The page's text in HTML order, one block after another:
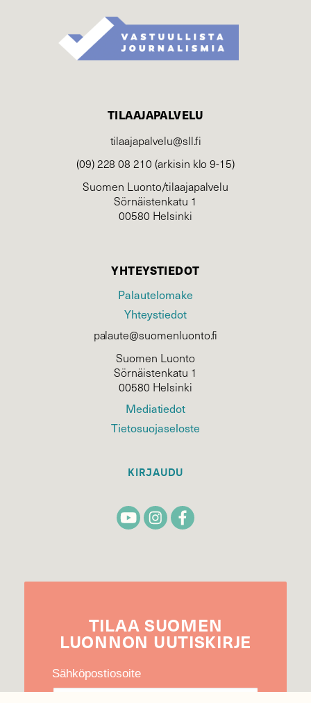
TILAAJAPALVELU
tilaajapalvelu@sll.fi
(09) 228 08 210 (arkisin klo 9-15)
Suomen Luonto/tilaajapalvelu
Sörnäistenkatu 1
00580 Helsinki
YHTEYSTIEDOT
Palautelomake
Yhteystiedot
palaute@suomenluonto.fi
Suomen Luonto
Sörnäistenkatu 1
00580 Helsinki
Mediatiedot
Tietosuojaseloste
KIRJAUDU
TILAA SUOMEN
LUONNON UUTIS­KIRJE
Sähköpostiosoite